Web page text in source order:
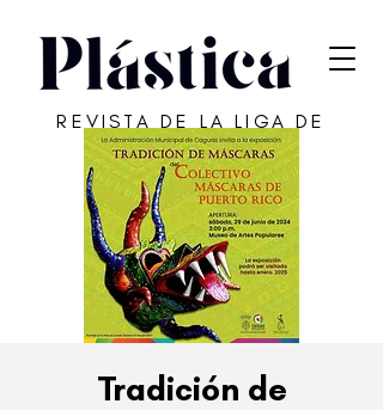
REVISTA DE LA LIGA DE
ARTE DE SAN JUAN
Tradición de